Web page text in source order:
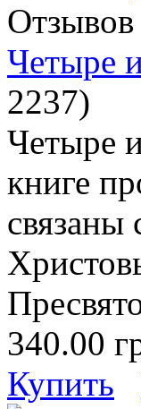
Четыре
2237)
Четыре
книге
связаны
340.00
Купить